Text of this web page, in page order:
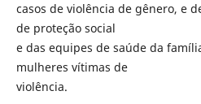
casos de violência de gênero, e
de proteção social
e das equipes de saúde da
mulheres vítimas de
violência.